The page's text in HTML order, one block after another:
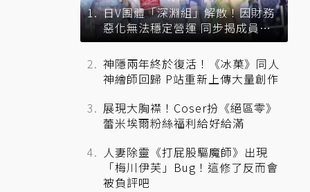
日V團體「深淵組」解散！因財務
惡化無法穩定營運 同步揭成員未
來去向
神隱兩年終於復活！《冰菓》同人
神繪師回歸 P站重新上傳大量創作
展現大胸襟！Coser扮《絕區零》
蕾米埃爾粉絲福利給好給滿
人妻除靈《打屁股驅魔師》出現
「梅川伊芙」Bug！這修了反而會
被負評吧